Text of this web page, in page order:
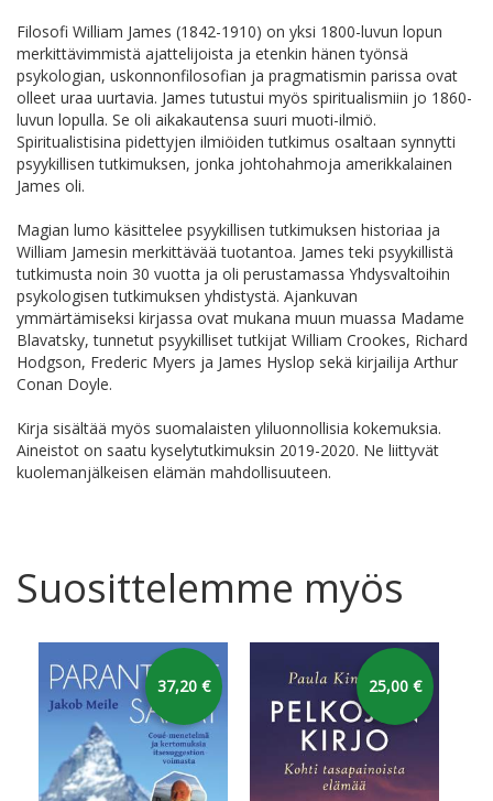
Filosofi William James (1842-1910) on yksi 1800-luvun lopun
merkittävimmistä ajattelijoista ja etenkin hänen työnsä
psykologian, uskonnonfilosofian ja pragmatismin parissa ovat
olleet uraa uurtavia. James tutustui myös spiritualismiin jo 1860-
luvun lopulla. Se oli aikakautensa suuri muoti-ilmiö.
Spiritualistisina pidettyjen ilmiöiden tutkimus osaltaan synnytti
psyykillisen tutkimuksen, jonka johtohahmoja amerikkalainen
James oli.
Magian lumo käsittelee psyykillisen tutkimuksen historiaa ja
William Jamesin merkittävää tuotantoa. James teki psyykillistä
tutkimusta noin 30 vuotta ja oli perustamassa Yhdysvaltoihin
psykologisen tutkimuksen yhdistystä. Ajankuvan
ymmärtämiseksi kirjassa ovat mukana muun muassa Madame
Blavatsky, tunnetut psyykilliset tutkijat William Crookes, Richard
Hodgson, Frederic Myers ja James Hyslop sekä kirjailija Arthur
Conan Doyle.
Kirja sisältää myös suomalaisten yliluonnollisia kokemuksia.
Aineistot on saatu kyselytutkimuksin 2019-2020. Ne liittyvät
kuolemanjälkeisen elämän mahdollisuuteen.
Suosittelemme myös
37,20 € 25,00 €